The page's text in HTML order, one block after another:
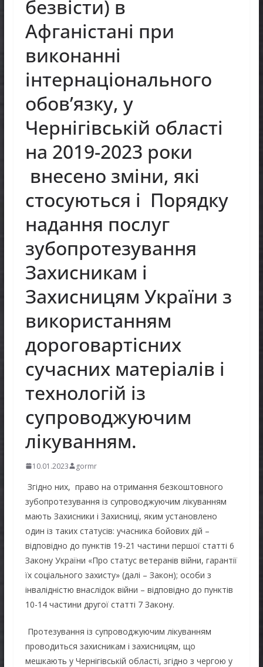
безвісти) в
Афганістані при
виконанні
інтернаціонального
обов’язку, у
Чернігівській області
на 2019-2023 роки
внесено зміни, які
стосуються і Порядку
надання послуг
зубопротезування
Захисникам і
Захисницям України з
використанням
дороговартісних
сучасних матеріалів і
технологій із
супроводжуючим
лікуванням.
10.01.2023 gormr
Згідно них, право на отримання безкоштовного
зубопротезування із супроводжуючим лікуванням
мають Захисники і Захисниці, яким установлено
один із таких статусів: учасника бойових дій –
відповідно до пунктів 19-21 частини першої статті 6
Закону України «Про статус ветеранів війни, гарантії
їх соціального захисту» (далі – Закон); особи з
інвалідністю внаслідок війни – відповідно до пунктів
10-14 частини другої статті 7 Закону.
Протезування із супроводжуючим лікуванням
проводиться захисникам і захисницям, що
мешкають у Чернігівській області, згідно з чергою у